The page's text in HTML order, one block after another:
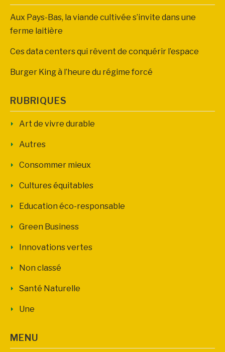
Aux Pays-Bas, la viande cultivée s’invite dans une
ferme laitière
Ces data centers qui rêvent de conquérir l’espace
Burger King à l’heure du régime forcé
RUBRIQUES
Art de vivre durable
Autres
Consommer mieux
Cultures équitables
Education éco-responsable
Green Business
Innovations vertes
Non classé
Santé Naturelle
Une
MENU